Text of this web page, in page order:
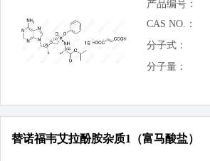
产品编号：
CAS NO.：
分子式：
分子量：
替诺福韦艾拉酚胺杂质1（富马酸盐）